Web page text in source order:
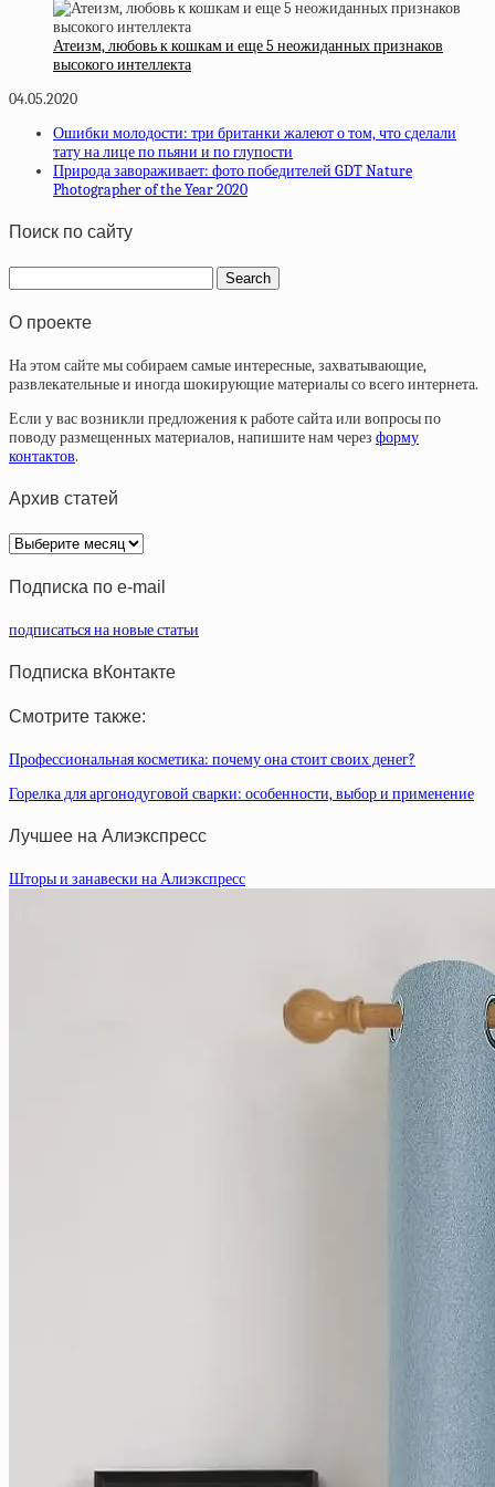
Атеизм, любовь к кошкам и еще 5 неожиданных признаков
высокого интеллекта
04.05.2020
Ошибки молодости: три британки жалеют о том, что сделали
тату на лице по пьяни и по глупости
Природа завораживает: фото победителей GDT Nature
Photographer of the Year 2020
Поиск по сайту
О проекте
На этом сайте мы собираем самые интересные, захватывающие,
развлекательные и иногда шокирующие материалы со всего интернета.
Если у вас возникли предложения к работе сайта или вопросы по
поводу размещенных материалов, напишите нам через форму
контактов.
Архив статей
Архив
статей
Подписка по e-mail
подписаться на новые статьи
Подписка вКонтакте
Смотрите также:
Профессиональная косметика: почему она стоит своих денег?
Горелка для аргонодуговой сварки: особенности, выбор и применение
Лучшее на Алиэкспресс
Шторы и занавески на Алиэкспресс